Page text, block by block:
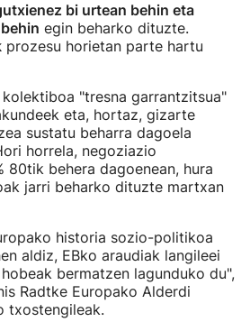
bi urtean behin eta
egin beharko dituzte.
prozesu horietan parte hartu
"tresna garrantzitsua"
eta, hortaz, gizarte
sustatu beharra dagoela
horrela, negoziazio
80tik behera dagoenean, hura
jarri beharko dituzte martxan
historia sozio-politikoa
aldiz, EBko araudiak langileei
bermatzen lagunduko du",
Radtke Europako Alderdi
txostengileak.